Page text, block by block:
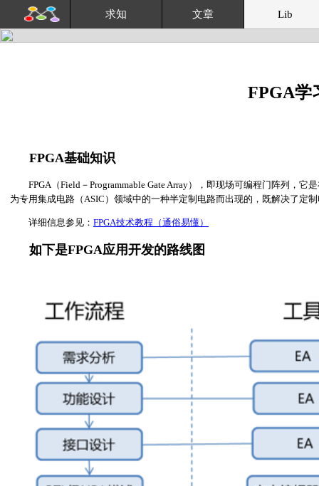
求知 文章 Lib
FPGA学
FPGA基础知识
FPGA（Field－Programmable Gate Array），即现场可编程门阵列，
为专用集成电路（ASIC）领域中的一种半定制电路而出现的，既解决了定
详细信息参见： FPGA技术教程（通俗易懂）
如下是FPGA应用开发的路线图